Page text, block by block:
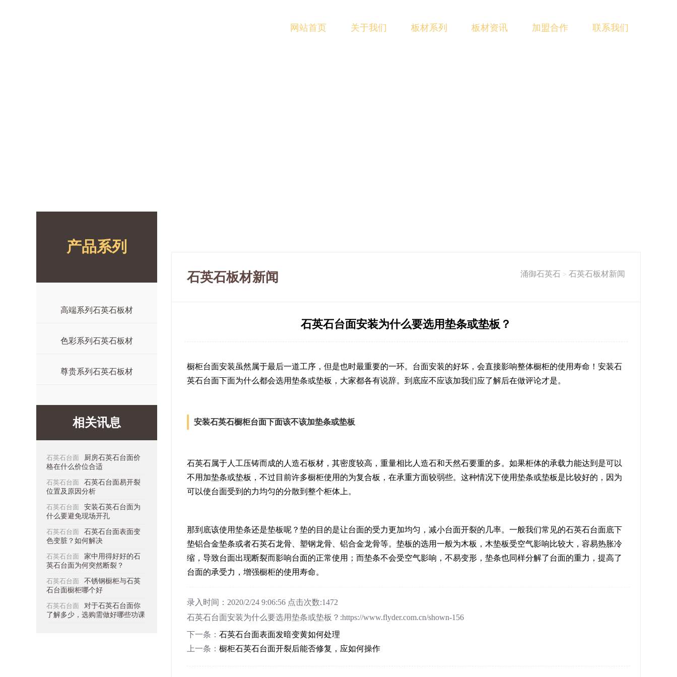
网站首页 关于我们 板材系列 板材资讯 加盟合作 联系我们
产品系列
高端系列石英石板材
色彩系列石英石板材
尊贵系列石英石板材
相关讯息
石英石台面
厨房石英石台面价
格在什么价位合适
石英石台面
石英石台面易开裂
位置及原因分析
石英石台面
安装石英石台面为
什么要避免现场开孔
石英石台面
石英石台面表面变
色变脏？如何解决
石英石台面
家中用得好好的石
英石台面为何突然断裂？
石英石台面
不锈钢橱柜与石英
石台面橱柜哪个好
石英石台面
对于石英石台面你
了解多少，选购需做好哪些功课
涌御石英石 > 石英石板材新闻
石英石板材新闻
石英石台面安装为什么要选用垫条或垫板？
橱柜台面安装虽然属于最后一道工序，但是也时最重要的一环。台面安装的好坏，会直接影响整体橱柜的使用寿命！安装石
英石台面下面为什么都会选用垫条或垫板，大家都各有说辞。到底应不应该加我们应了解后在做评论才是。
安装石英石橱柜台面下面该不该加垫条或垫板
石英石属于人工压铸而成的人造石板材，其密度较高，重量相比人造石和天然石要重的多。如果柜体的承载力能达到是可以
不用加垫条或垫板，不过目前许多橱柜使用的为复合板，在承重方面较弱些。这种情况下使用垫条或垫板是比较好的，因为
可以使台面受到的力均匀的分散到整个柜体上。
那到底该使用垫条还是垫板呢？垫的目的是让台面的受力更加均匀，减小台面开裂的几率。一般我们常见的石英石台面底下
垫铝合金垫条或者石英石龙骨、塑钢龙骨、铝合金龙骨等。垫板的选用一般为木板，木垫板受空气影响比较大，容易热胀冷
缩，导致台面出现断裂而影响台面的正常使用；而垫条不会受空气影响，不易变形，垫条也同样分解了台面的重力，提高了
台面的承受力，增强橱柜的使用寿命。
录入时间：2020/2/24 9:06:56 点击次数:1472
石英石台面安装为什么要选用垫条或垫板？:https://www.flyder.com.cn/shown-156
下一条： 石英石台面表面发暗变黄如何处理
上一条： 橱柜石英石台面开裂后能否修复，应如何操作